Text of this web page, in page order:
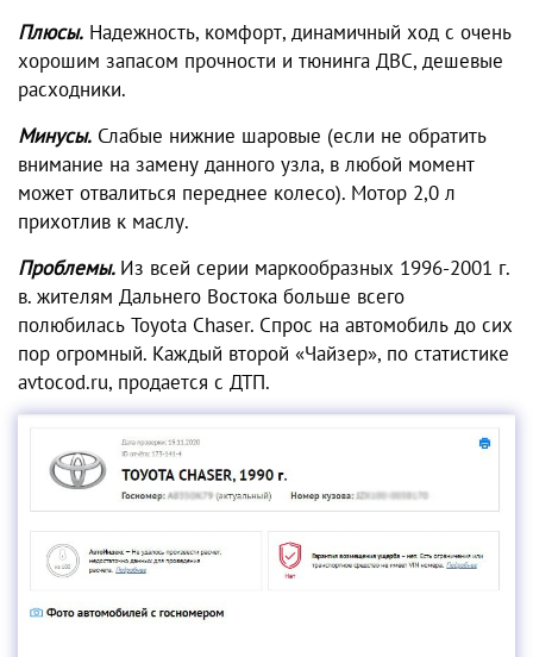
Плюсы. Надежность, комфорт, динамичный ход с очень
хорошим запасом прочности и тюнинга ДВС, дешевые
расходники.
Минусы. Слабые нижние шаровые (если не обратить
внимание на замену данного узла, в любой момент
может отвалиться переднее колесо). Мотор 2,0 л
прихотлив к маслу.
Проблемы. Из всей серии маркообразных 1996-2001 г.
в. жителям Дальнего Востока больше всего
полюбилась Toyota Chaser. Спрос на автомобиль до сих
пор огромный. Каждый второй «Чайзер», по статистике
avtocod.ru, продается с ДТП.